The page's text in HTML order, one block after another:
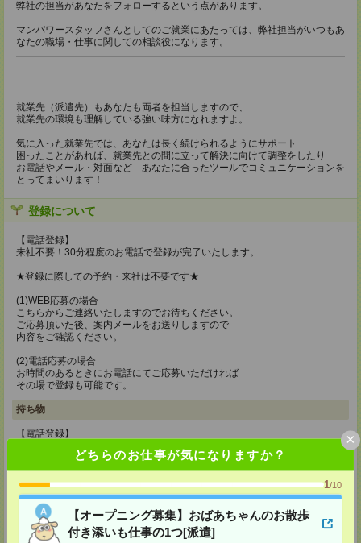
どちらのお仕事が気になりますか？
1/10
【オープニング募集】おばあちゃんのお散歩
付き添いも仕事の1つ[派遣]
×
弊社の担当があなたをフォローするという点があります。
マンパワースタッフさんとしてのご就業にあたっては、弊社担当がいつもあ
なたの職場・仕事に関しての相談役になります。
就業先（派遣先）もあなたも両者を担当しますので、
就業先の環境も理解している強い味方になれますよ。
気に入った就業先では、あなたは長く続けられるようにサポート
困ったことがあれば、就業先との間に立って解決に向けて調整をしたり
お電話やメール・対面など あなたに合ったツールでコミュニケーションを
とってまいります！
登録について
【電話登録】
来社不要！30分程度のお電話で登録が完了いたします。
★登録に際しての予約・来社は不要です★
(1)WEB応募の場合
こちらからご連絡いたしますのでお待ちください。
ご応募頂いた後、案内メールをお送りしますので
内容をご確認ください。
(2)電話応募の場合
お時間のあるときにお電話にてご応募いただければ
その場で登録も可能です。
持ち物
【電話登録】
電話での登録の際に、マイページ作成をいただいた旨をお伝えください。
所要時間
【電話登録】30分程度
・経験やご希望などをインタビュー
・お仕事のご紹介など